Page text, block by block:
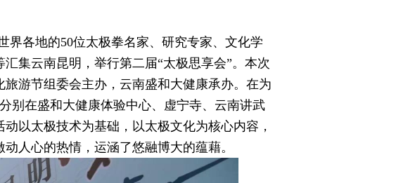
各地的50位太极拳名家、研究专家、文化学
集云南昆明，举行第二届“太极思享会”。本次
游节组委会主办，云南盛和大健康承办。在为
别在盛和大健康体验中心、虚宁寺、云南讲武
以太极技术为基础，以太极文化为核心内容，
人心的热情，运涵了悠融博大的蕴藉。